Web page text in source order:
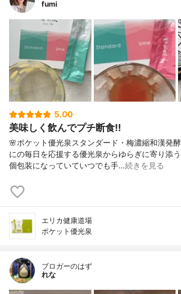
fumi
5.00
美味しく飲んでプチ断食‼️
🌸ポケット優光泉スタンダード・梅濃縮和漢発
にの毎日を応援する優光泉からゆらぎに寄り添
個包装になっていていつでも手…続きを見る
エリカ健康道場
ポケット優光泉
ブロガーのはず
れな